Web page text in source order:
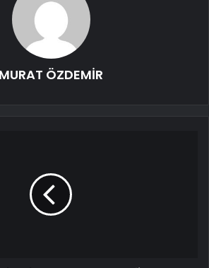
MURAT ÖZDEMİR